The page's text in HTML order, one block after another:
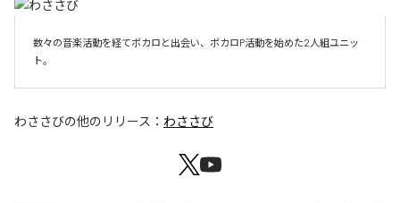
数々の音楽活動を経てボカロと出会い、ボカロP活動を始めた2人組ユニッ
ト。
わささびの他のリリース： わささび